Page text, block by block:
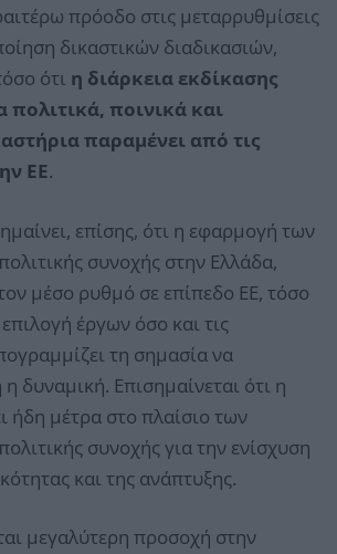
πρόοδο στις μεταρρυθμίσεις
δικαστικών διαδικασιών,
ότι η διάρκεια εκδίκασης
ποινικά και
παραμένει από τις
ΕΕ.
επίσης, ότι η εφαρμογή των
συνοχής στην Ελλάδα,
μέσο ρυθμό σε επίπεδο ΕΕ, τόσο
έργων όσο και τις
τη σημασία να
δυναμική. Επισημαίνεται ότι η
ήδη μέτρα στο πλαίσιο των
συνοχής για την ενίσχυση
και της ανάπτυξης.
μεγαλύτερη προσοχή στην